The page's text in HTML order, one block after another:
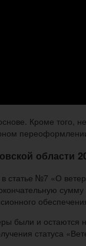
Кроме
области
статье №7 «О
были и
статуса